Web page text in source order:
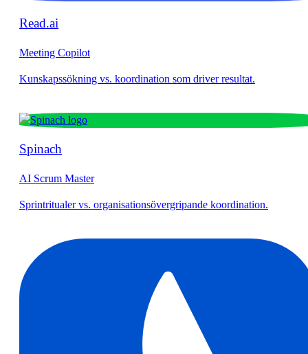
Read.ai
Meeting Copilot
Spinach
AI Scrum Master